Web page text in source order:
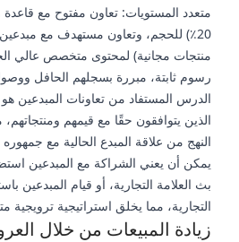
منتجات مجانية) لمحتوى متخصص عالي
رسوم ثابتة، مبررة بسجلهم الحافل
الدرس المستفاد من تعاونات المبدعين هو
الذين يتوافقون حقًا مع قيمهم
النهج من علاقة المبدع الحالية مع جمهوره
يمكن أن يعني الشراكة مع المبدعين
بث العلامة التجارية، أو قيام
التجارية، مما يخلق استراتيجية ترويجية
زيادة المبيعات من خلال